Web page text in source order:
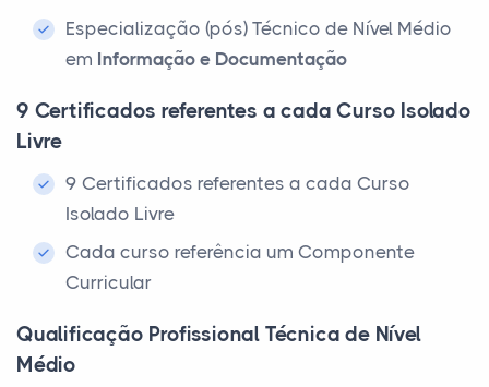
Especialização (pós) Técnico de Nível Médio
em Informação e Documentação
9 Certificados referentes a cada Curso Isolado
Livre
9 Certificados referentes a cada Curso
Isolado Livre
Cada curso referência um Componente
Curricular
Qualificação Profissional Técnica de Nível
Médio